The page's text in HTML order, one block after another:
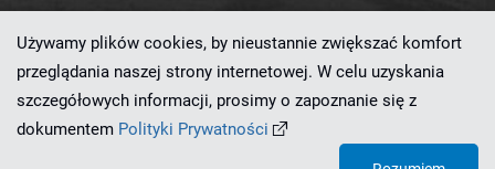
Ten serwis działa dzięki oprogramowaniu
Używamy plików cookies, by nieustannie zwiększać komfort
przeglądania naszej strony internetowej. W celu uzyskania
szczegółowych informacji, prosimy o zapoznanie się z
dokumentem Polityki Prywatności